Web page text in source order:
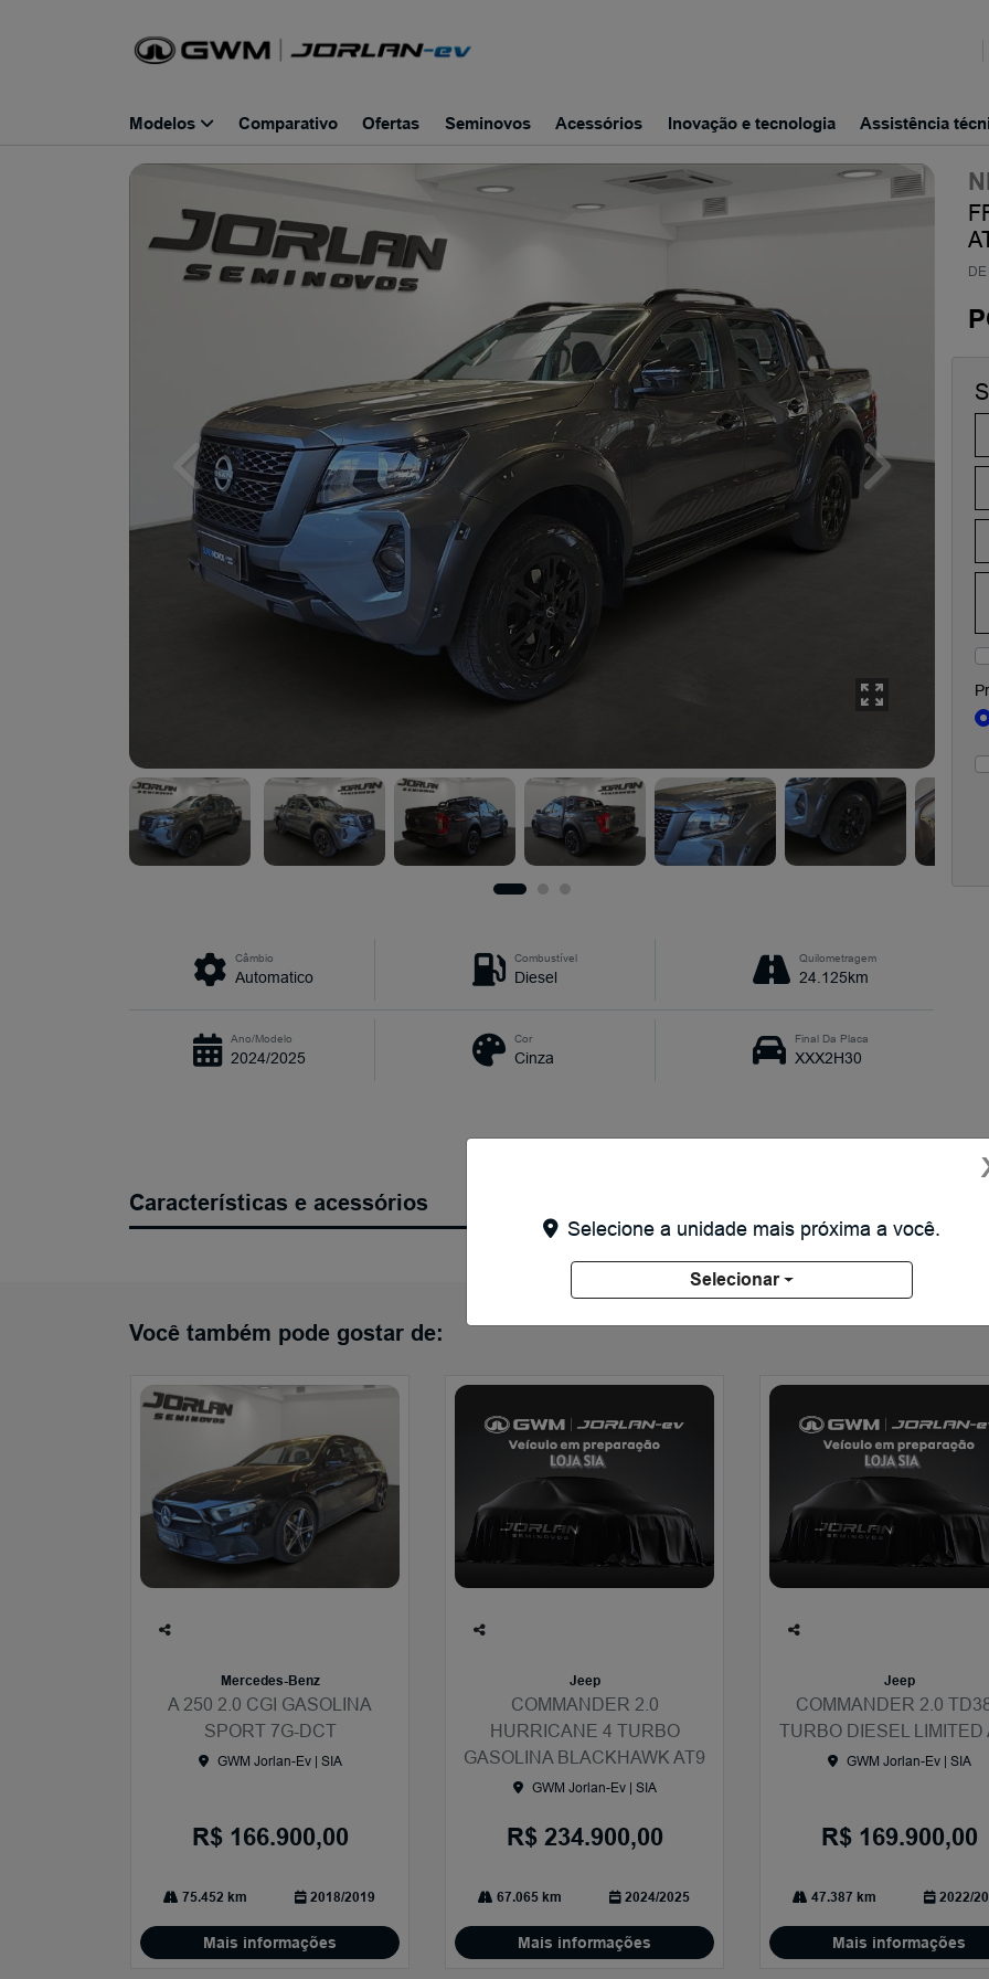
Modelos Comparativo Ofertas Seminovos Acessórios Inovação e tecnologia Assistência
Previous Next
Câmbio
Automatico
Combustível
Diesel
Quilometragem
24.125km
Ano/Modelo
2024/2025
Cor
Cinza
Final Da Placa
XXX2H30
Características e acessórios
Você também pode gostar de:
lhe
Mercedes-Benz
A 250 2.0 CGI GASOLINA
SPORT 7G-DCT
GWM Jorlan-Ev | SIA
R$ 166.900,00
75.452 km 2018/2019
Mais informações
Jeep
COMMANDER 2.0
HURRICANE 4 TURBO
GASOLINA BLACKHAWK AT9
GWM Jorlan-Ev | SIA
R$ 234.900,00
67.065 km 2024/2025
Mais informações
lhe
Jeep
COMMANDER 2.0
TURBO DIESEL LIMITED
GWM Jorlan-Ev | SIA
R$ 169.900,00
47.387 km 2022/
Mais informações
Selecione a unidade mais próxima a você.
Selecionar